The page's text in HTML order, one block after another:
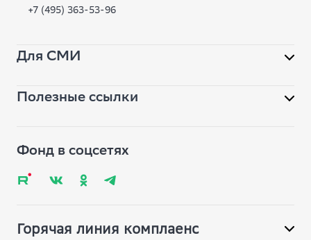
Инклюзивная среда
Помощь фонду
+7 (495) 363-53-96
Для СМИ
pr@vbudushee.ru
Полезные ссылки
Глоссарий
Фонд в соцсетях
Горячая линия комплаенс